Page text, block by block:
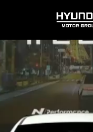
HYUNDAI
MOTOR
GROUP